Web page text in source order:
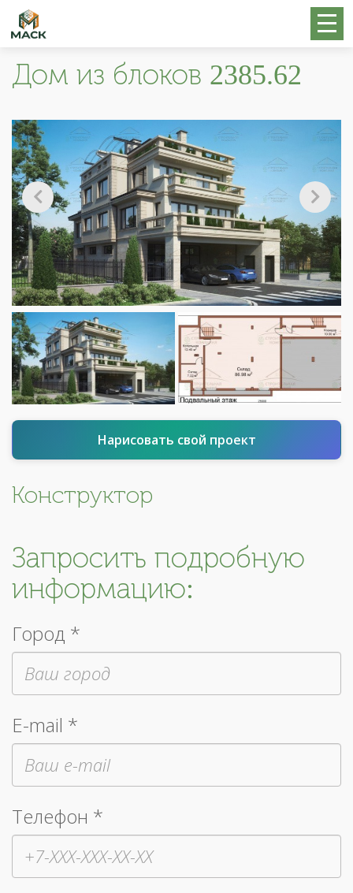
Дом из блоков 2385.62
Нарисовать свой проект
Конструктор
Запросить подробную
информацию:
Город *
E-mail *
Телефон *